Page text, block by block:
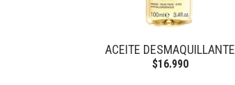
ACEITE DESMAQUILLANTE
$16.990